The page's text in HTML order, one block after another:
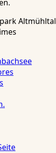
Altmühltal